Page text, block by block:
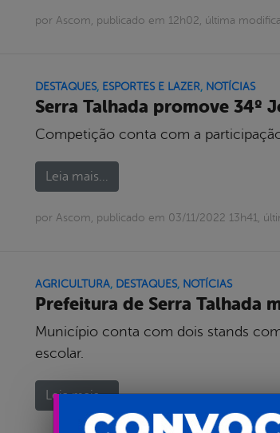
por Ascom, publicado em 12h02, última
DESTAQUES, ESPORTES E LAZER, NOTÍCIAS
Serra Talhada promove 34º
Competição conta com a
Leia mais...
por Ascom, publicado em 03/11/2022 13h41,
AGRICULTURA, DESTAQUES, NOTÍCIAS
Prefeitura de Serra Talhada
Município conta com dois stands
escolar.
Leia mais...